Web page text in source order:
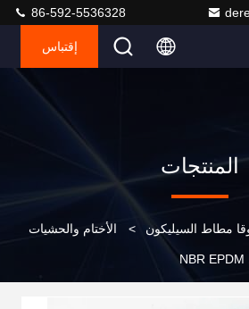
86-592-5536328
إقتباس
المنتجات
مطاط السيليكون > الأختام والحشيات